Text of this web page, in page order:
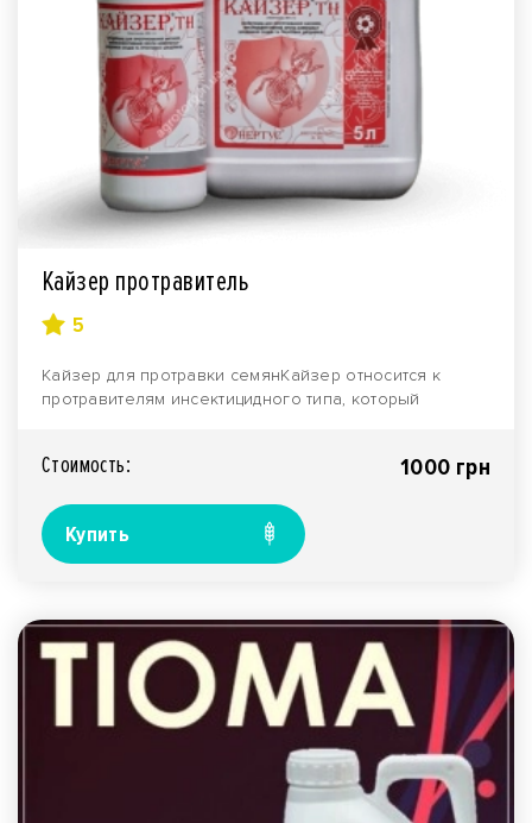
Кайзер протравитель
5
Кайзер для протравки семянКайзер относится к
протравителям инсектицидного типа, который
Стоимость: 1000 грн
Купить